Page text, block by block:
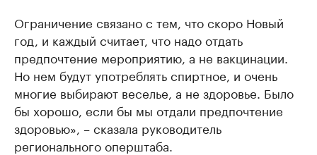
Ограничение связано с тем, что скоро Новый
год, и каждый считает, что надо отдать
предпочтение мероприятию, а не вакцинации.
Но нем будут употреблять спиртное, и очень
многие выбирают веселье, а не здоровье. Было
бы хорошо, если бы мы отдали предпочтение
здоровью», – сказала руководитель
регионального оперштаба.